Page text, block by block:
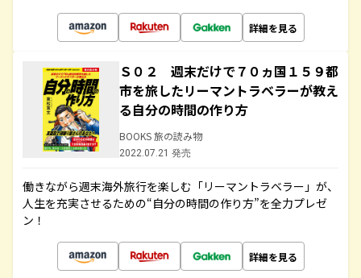
詳細を見る
Ｓ０２ 週末だけで７０ヵ国１５９都
市を旅したリーマントラベラーが教え
る自分の時間の作り方
BOOKS 旅の読み物
2022.07.21 発売
働きながら週末海外旅行を楽しむ「リーマントラベラー」が、
人生を充実させるための“自分の時間の作り方”を全力プレゼ
ン！
詳細を見る